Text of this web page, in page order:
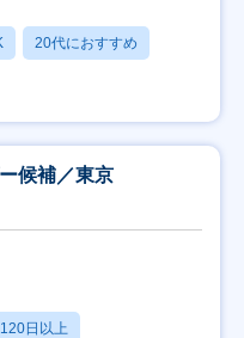
20代におすすめ
候補／東京
日以上